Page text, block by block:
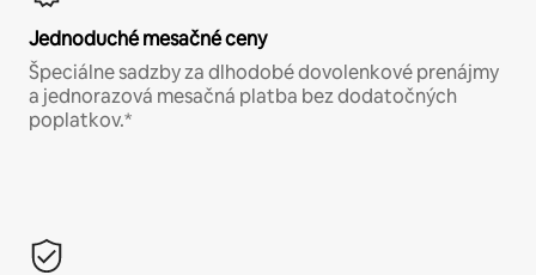
Jednoduché mesačné ceny
Špeciálne sadzby za dlhodobé dovolenkové prenájmy
a jednorazová mesačná platba bez dodatočných
poplatkov.*